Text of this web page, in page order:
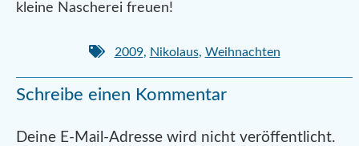
kleine Nascherei freuen!
2009, Nikolaus, Weihnachten
Schreibe einen Kommentar
Deine E-Mail-Adresse wird nicht veröffentlicht.